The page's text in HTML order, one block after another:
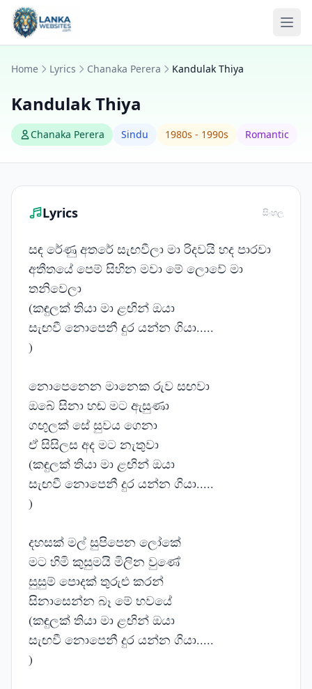
Skip to content
Home Lyrics Chanaka Perera Kandulak Thiya
Kandulak Thiya
Chanaka Perera Sindu 1980s - 1990s Romantic
Lyrics සිංහල
සඳ රේණු අතරේ සැඟවීලා මා රිදවයි හද පාරවා
අතීතයේ පෙම් සිහින මවා මේ ලොවේ මා
තනිවෙලා
(කඳුලක් තියා මා ළඟින් ඔයා
සැඟවී නොපෙනී දුර යන්න ගියා.....
)
නොපෙනෙන මානෙක රුව සඟවා
ඔබේ සිනා හඬ මට ඇසුණා
ගඟුලක් සේ සුවය ගෙනා
ඒ සිසිලස අද මට නැතුවා
(කඳුලක් තියා මා ළඟින් ඔයා
සැඟවී නොපෙනී දුර යන්න ගියා.....
)
දහසක් මල් සුපිපෙන ලෝකේ
මට හිමි කුසුමයි මිලින වුණේ
සුසුම් පොදක් තුරුළු කරන්
සිනාසෙන්න බෑ මේ භවයේ
(කඳුලක් තියා මා ළඟින් ඔයා
සැඟවී නොපෙනී දුර යන්න ගියා.....
)